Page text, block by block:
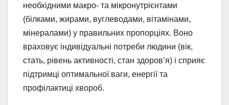
необхідними макро- та мікронутрієнтами
(білками, жирами, вуглеводами, вітамінами,
мінералами) у правильних пропорціях. Воно
враховує індивідуальні потреби людини (вік,
стать, рівень активності, стан здоров’я) і сприяє
підтримці оптимальної ваги, енергії та
профілактиці хвороб.